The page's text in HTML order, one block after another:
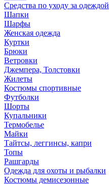
Средства по уходу за одеждой
Шапки
Шарфы
Женская одежда
Куртки
Брюки
Ветровки
Джемпера, Толстовки
Жилеты
Костюмы спортивные
Футболки
Шорты
Купальники
Термобелье
Майки
Тайтсы, леггинсы, капри
Топы
Рашгарды
Одежда для охоты и рыбалки
Костюмы демисезонные